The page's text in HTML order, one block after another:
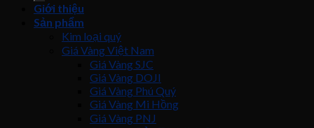
Giới thiệu
Sản phẩm
Kim loại quý
Giá Vàng Việt Nam
Giá Vàng SJC
Giá Vàng DOJI
Giá Vàng Phú Quý
Giá Vàng Mi Hồng
Giá Vàng PNJ